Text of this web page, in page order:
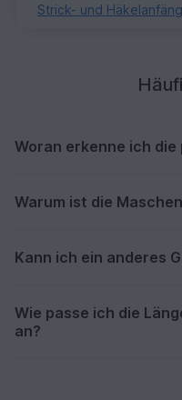
Strick- und
Woran erkenne ich die
Warum ist die
Kann ich ein anderes
Wie passe ich die
an?